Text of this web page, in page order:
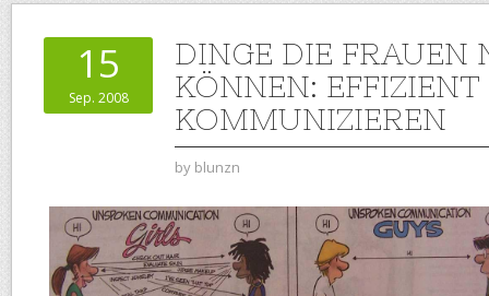
15
Sep. 2008
DINGE DIE FRAUEN
KÖNNEN: EFFIZIENT
KOMMUNIZIEREN
by blunzn